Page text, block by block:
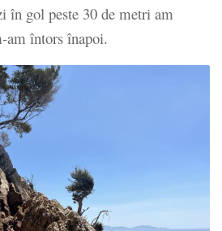
în gol peste 30 de metri am
am întors înapoi.